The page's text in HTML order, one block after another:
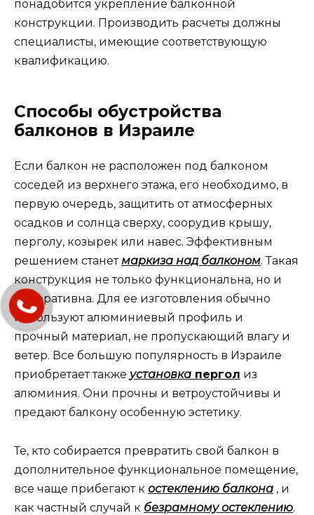
понадобится укрепление балконной
конструкции. Производить расчеты должны
специалисты, имеющие соответствующую
квалификацию.
Способы обустройства
балконов в Израиле
Если балкон не расположен под балконом
соседей из верхнего этажа, его необходимо, в
первую очередь, защитить от атмосферных
осадков и солнца сверху, соорудив крышу,
перголу, козырек или навес. Эффективным
решением станетмаркиза над балконом. Такая
конструкция не только функциональна, но и
декоративна. Для ее изготовления обычно
используют алюминиевый профиль и
прочный материал, не пропускающий влагу и
ветер. Все большую популярность в Израиле
приобретает также установка пергол из
алюминия. Они прочны и ветроустойчивы и
предают балкону особенную эстетику.
Те, кто собирается превратить свой балкон в
дополнительное функциональное помещение,
все чаще прибегают к остеклению балкона , и
как частный случай к безрамному остеклению.